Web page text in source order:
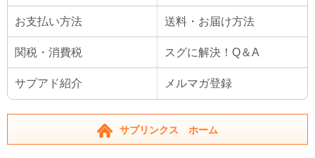
お支払い方法 送料・お届け方法
関税・消費税 スグに解決！Q＆A
サプアド紹介 メルマガ登録
サプリンクス ホーム